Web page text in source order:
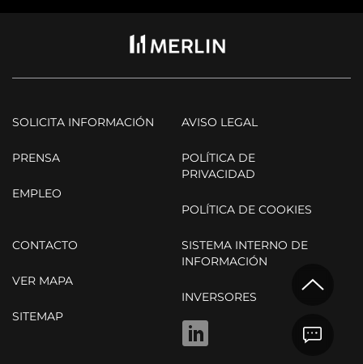
SOLICITA INFORMACIÓN
PRENSA
EMPLEO
AVISO LEGAL
POLÍTICA DE
PRIVACIDAD
POLÍTICA DE COOKIES
CONTACTO
VER MAPA
SITEMAP
SISTEMA INTERNO DE
INFORMACIÓN
INVERSORES
LINKEDIN